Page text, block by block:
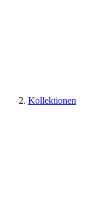
Kollektionen